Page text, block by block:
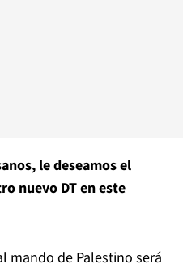
le deseamos el
nuevo DT en este
mando de Palestino será